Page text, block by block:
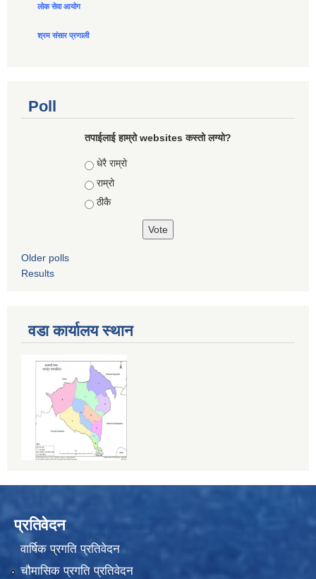
लोक सेवा आयोग
श्रम संसार प्रणाली
Poll
तपाईलाई हाम्रो websites कस्तो लग्यो?
Choices
धेरै राम्रो
राम्रो
ठीकै
Older polls
Results
वडा कार्यालय स्थान
प्रतिवेदन
वार्षिक प्रगति प्रतिवेदन
चौमासिक प्रगति प्रतिवेदन